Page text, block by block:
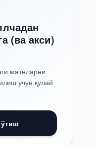
(ва акси)
матнларни
учун қулай